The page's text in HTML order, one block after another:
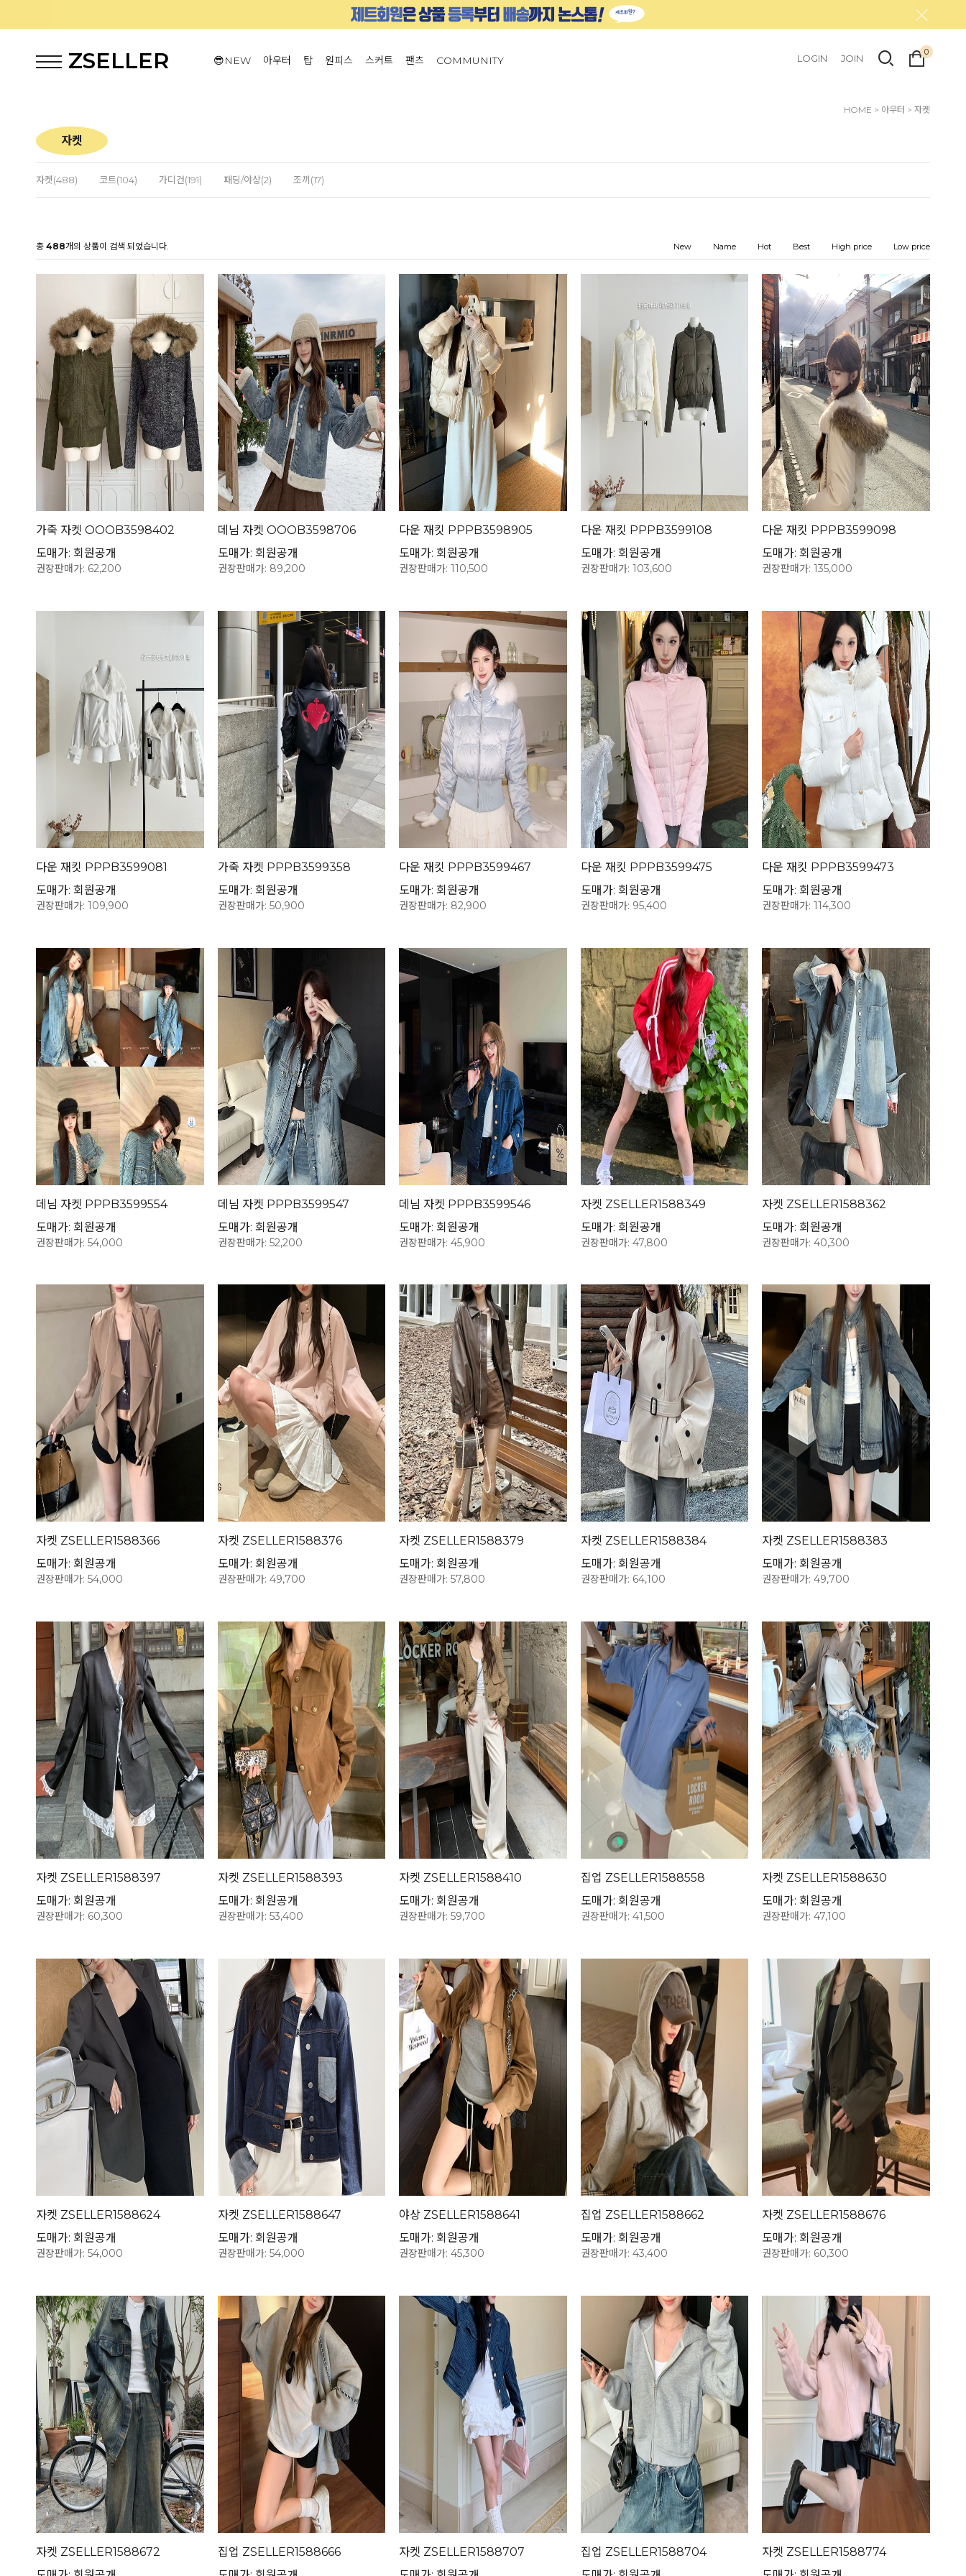
ZSELLER 😎NEW 아우터 탑 원피스 스커트 팬츠 COMMUNITY LOGIN JOIN
0
HOME > 아우터 > 자켓
자켓
자켓(488) 코트(104) 가디건(191) 패딩/야상(2) 조끼(17)
총 488개의 상품이 검색 되었습니다. New Name Hot Best High price Low price
가죽 자켓 OOOB3598402
도매가: 회원공개
권장판매가: 62,200
데님 자켓 OOOB3598706
도매가: 회원공개
권장판매가: 89,200
다운 재킷 PPPB3598905
도매가: 회원공개
권장판매가: 110,500
다운 재킷 PPPB3599108
도매가: 회원공개
권장판매가: 103,600
다운 재킷 PPPB3599098
도매가: 회원공개
권장판매가: 135,000
다운 재킷 PPPB3599081
도매가: 회원공개
권장판매가: 109,900
가죽 자켓 PPPB3599358
도매가: 회원공개
권장판매가: 50,900
다운 재킷 PPPB3599467
도매가: 회원공개
권장판매가: 82,900
다운 재킷 PPPB3599475
도매가: 회원공개
권장판매가: 95,400
다운 재킷 PPPB3599473
도매가: 회원공개
권장판매가: 114,300
데님 자켓 PPPB3599554
도매가: 회원공개
권장판매가: 54,000
데님 자켓 PPPB3599547
도매가: 회원공개
권장판매가: 52,200
데님 자켓 PPPB3599546
도매가: 회원공개
권장판매가: 45,900
자켓 ZSELLER1588349
도매가: 회원공개
권장판매가: 47,800
자켓 ZSELLER1588362
도매가: 회원공개
권장판매가: 40,300
자켓 ZSELLER1588366
도매가: 회원공개
권장판매가: 54,000
자켓 ZSELLER1588376
도매가: 회원공개
권장판매가: 49,700
자켓 ZSELLER1588379
도매가: 회원공개
권장판매가: 57,800
자켓 ZSELLER1588384
도매가: 회원공개
권장판매가: 64,100
자켓 ZSELLER1588383
도매가: 회원공개
권장판매가: 49,700
자켓 ZSELLER1588397
도매가: 회원공개
권장판매가: 60,300
자켓 ZSELLER1588393
도매가: 회원공개
권장판매가: 53,400
자켓 ZSELLER1588410
도매가: 회원공개
권장판매가: 59,700
집업 ZSELLER1588558
도매가: 회원공개
권장판매가: 41,500
자켓 ZSELLER1588630
도매가: 회원공개
권장판매가: 47,100
자켓 ZSELLER1588624
도매가: 회원공개
권장판매가: 54,000
자켓 ZSELLER1588647
도매가: 회원공개
권장판매가: 54,000
야상 ZSELLER1588641
도매가: 회원공개
권장판매가: 45,300
집업 ZSELLER1588662
도매가: 회원공개
권장판매가: 43,400
자켓 ZSELLER1588676
도매가: 회원공개
권장판매가: 60,300
자켓 ZSELLER1588672
집업 ZSELLER1588666
자켓 ZSELLER1588707
집업 ZSELLER1588704
자켓 ZSELLER1588774